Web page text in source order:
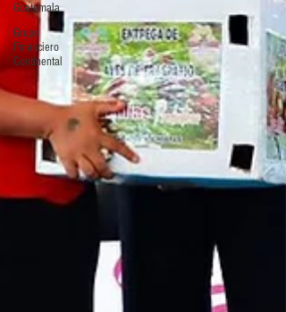
Guatemala
Grupo
Financiero
Continental